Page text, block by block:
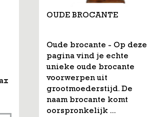
OUDE BROCANTE
Oude brocante - Op deze
pagina vind je echte
unieke oude brocante
voorwerpen uit
grootmoederstijd. De
naam brocante komt
oorspronkelijk ...